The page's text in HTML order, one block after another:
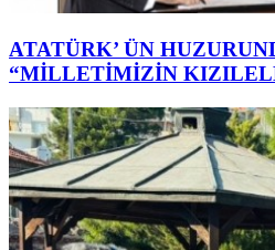
ATATÜRK’ ÜN
“MİLLETİMİZİN